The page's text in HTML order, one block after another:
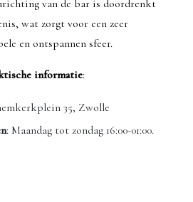
van de bar is doordrenkt
wat zorgt voor een zeer
en ontspannen sfeer.
informatie:
35, Zwolle
: Maandag tot zondag 16:00-01:00.